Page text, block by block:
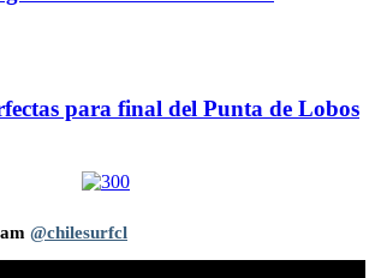
para final del Punta de Lobos
@chilesurfcl